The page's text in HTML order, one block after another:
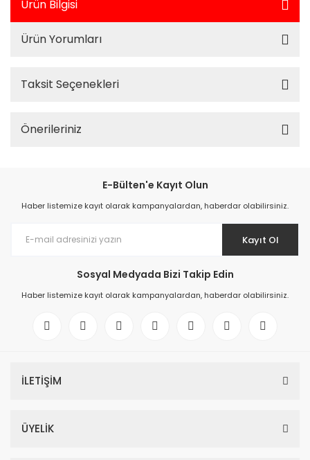
Ürün Bilgisi
Ürün Yorumları
Taksit Seçenekleri
Önerileriniz
E-Bülten'e Kayıt Olun
Haber listemize kayıt olarak kampanyalardan, haberdar olabilirsiniz.
Kayıt Ol
Sosyal Medyada Bizi Takip Edin
Haber listemize kayıt olarak kampanyalardan, haberdar olabilirsiniz.
İLETİŞİM
ÜYELİK